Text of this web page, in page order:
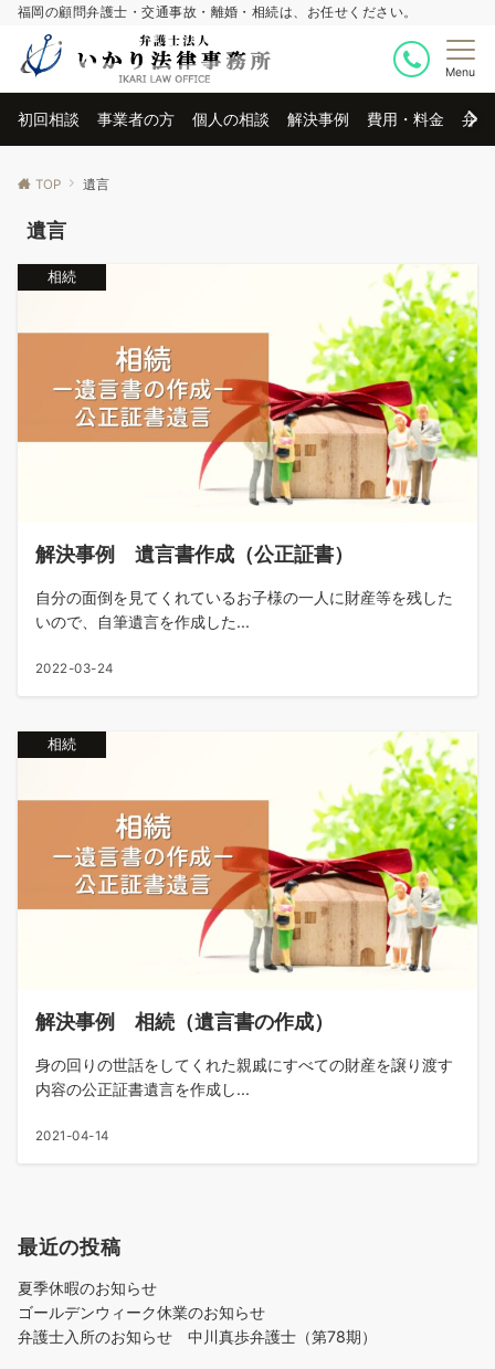
福岡の顧問弁護士・交通事故・離婚・相続は、お任せください。
Menu
初回相談 事業者の方 個人の相談 解決事例 費用・料金 弁
TOP 遺言
遺言
相続
解決事例 遺言書作成（公正証書）
自分の面倒を見てくれているお子様の一人に財産等を残した
いので、自筆遺言を作成した...
2022-03-24
相続
解決事例 相続（遺言書の作成）
身の回りの世話をしてくれた親戚にすべての財産を譲り渡す
内容の公正証書遺言を作成し...
2021-04-14
最近の投稿
夏季休暇のお知らせ
ゴールデンウィーク休業のお知らせ
弁護士入所のお知らせ 中川真歩弁護士（第78期）